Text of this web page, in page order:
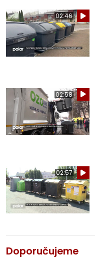
02:46
02:58
02:57
Doporučujeme